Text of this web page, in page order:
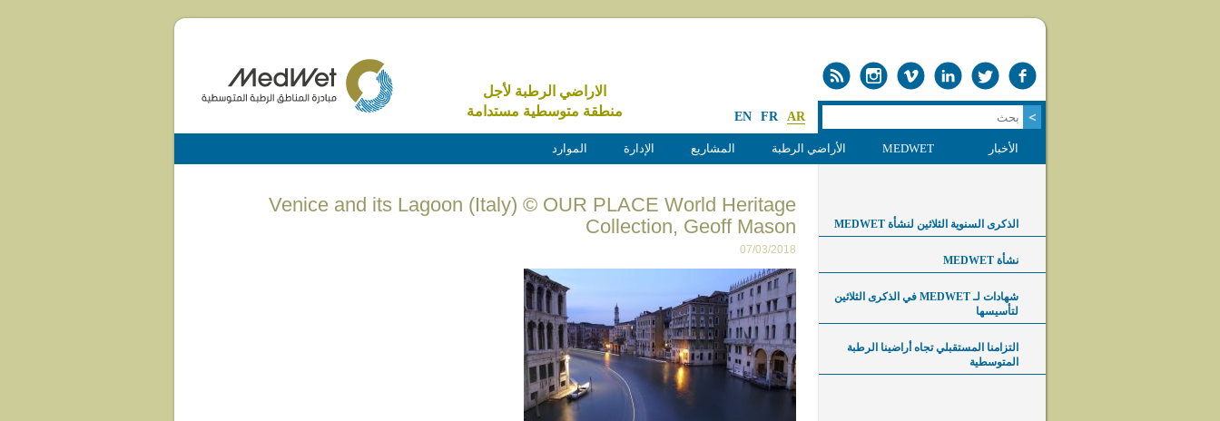
الاراضي الرطبة لأجل
منطقة متوسطية مستدامة
EN FR AR
الأخبار MEDWET الأراضي الرطبة المشاريع الإدارة الموارد
Venice and its Lagoon (Italy) © OUR PLACE World Heritage
Collection, Geoff Mason
07/03/2018
الذكرى السنوية الثلاثين لنشأة MEDWET
نشأة MEDWET
شهادات لـ MEDWET في الذكرى الثلاثين
لتأسيسها
التزامنا المستقبلي تجاه أراضينا الرطبة
المتوسطية